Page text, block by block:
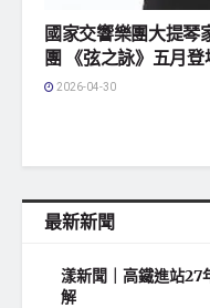
國家交響樂團大提琴
團 《弦之詠》五月登
2026-04-30
最新新聞
漾新聞｜高鐵進站27
解